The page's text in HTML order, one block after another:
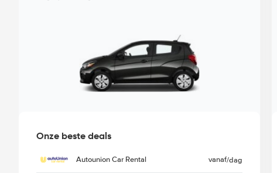
Onze beste deals
Autounion Car Rental vanaf/dag